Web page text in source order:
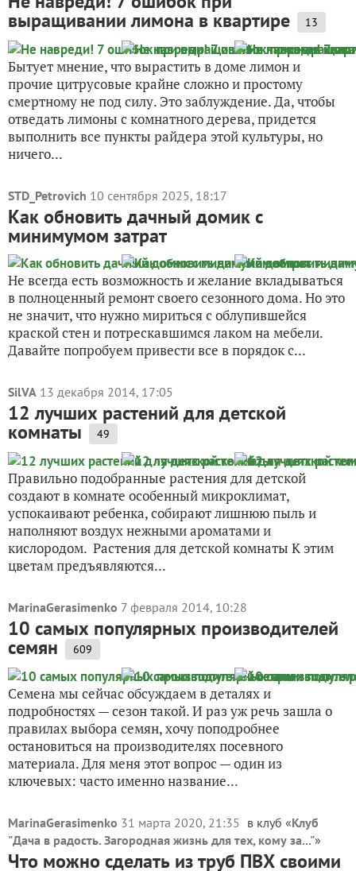
выращивании лимона в квартире 13
Бытует мнение, что вырастить в доме лимон и
прочие цитрусовые крайне сложно и простому
смертному не под силу. Это заблуждение. Да, чтобы
отведать лимоны с комнатного дерева, придется
выполнить все пункты райдера этой культуры, но
ничего...
STD_Petrovich 10 сентября 2025, 18:17
Как обновить дачный домик с
минимумом затрат
Не всегда есть возможность и желание вкладываться
в полноценный ремонт своего сезонного дома. Но это
не значит, что нужно мириться с облупившейся
краской стен и потрескавшимся лаком на мебели.
Давайте попробуем привести все в порядок с...
SilVA 13 декабря 2014, 17:05
12 лучших растений для детской
комнаты 49
Правильно подобранные растения для детской
создают в комнате особенный микроклимат,
успокаивают ребенка, собирают лишнюю пыль и
наполняют воздух нежными ароматами и
кислородом. Растения для детской комнаты К этим
цветам предъявляются...
MarinaGerasimenko 7 февраля 2014, 10:28
10 самых популярных производителей
семян 609
Семена мы сейчас обсуждаем в деталях и
подробностях — сезон такой. И раз уж речь зашла о
правилах выбора семян, хочу поподробнее
остановиться на производителях посевного
материала. Для меня этот вопрос — один из
ключевых: часто именно название...
MarinaGerasimenko 31 марта 2020, 21:35 в клуб «Клуб
"Дача в радость. Загородная жизнь для тех, кому за..."»
Что можно сделать из труб ПВХ своими